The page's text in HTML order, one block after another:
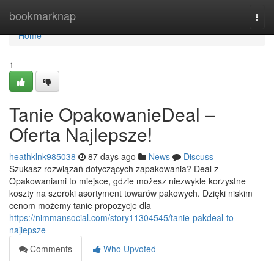
bookmarknap
Home
Home
1
Tanie OpakowanieDeal –
Oferta Najlepsze!
heathklnk985038 87 days ago News
Discuss
Szukasz rozwiązań dotyczących zapakowania? Deal z
Opakowaniami to miejsce, gdzie możesz niezwykle korzystne
koszty na szeroki asortyment towarów pakowych. Dzięki niskim
cenom możemy tanie propozycje dla
https://nimmansocial.com/story11304545/tanie-pakdeal-to-
najlepsze
Comments
Who Upvoted